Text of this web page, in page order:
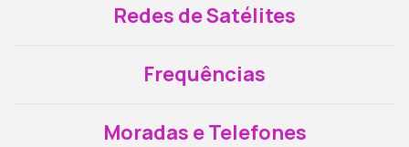
Redes de Satélites
Frequências
Moradas e Telefones